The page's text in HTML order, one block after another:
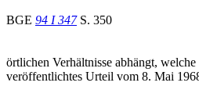
BGE 94 I 347S. 350
örtlichen Verhältnisse abhängt,
veröffentlichtes Urteil vom 8. Mai